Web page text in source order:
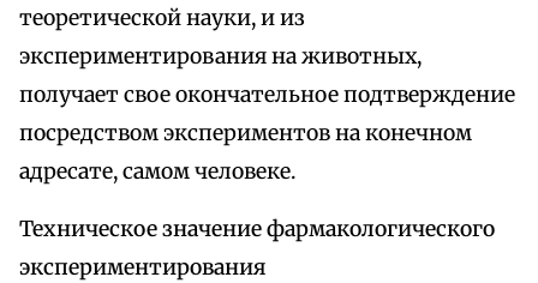
теоретической науки, и из
экспериментирования на животных,
получает свое окончательное подтверждение
посредством экспериментов на конечном
адресате, самом человеке.
Техническое значение фармакологического
экспериментирования